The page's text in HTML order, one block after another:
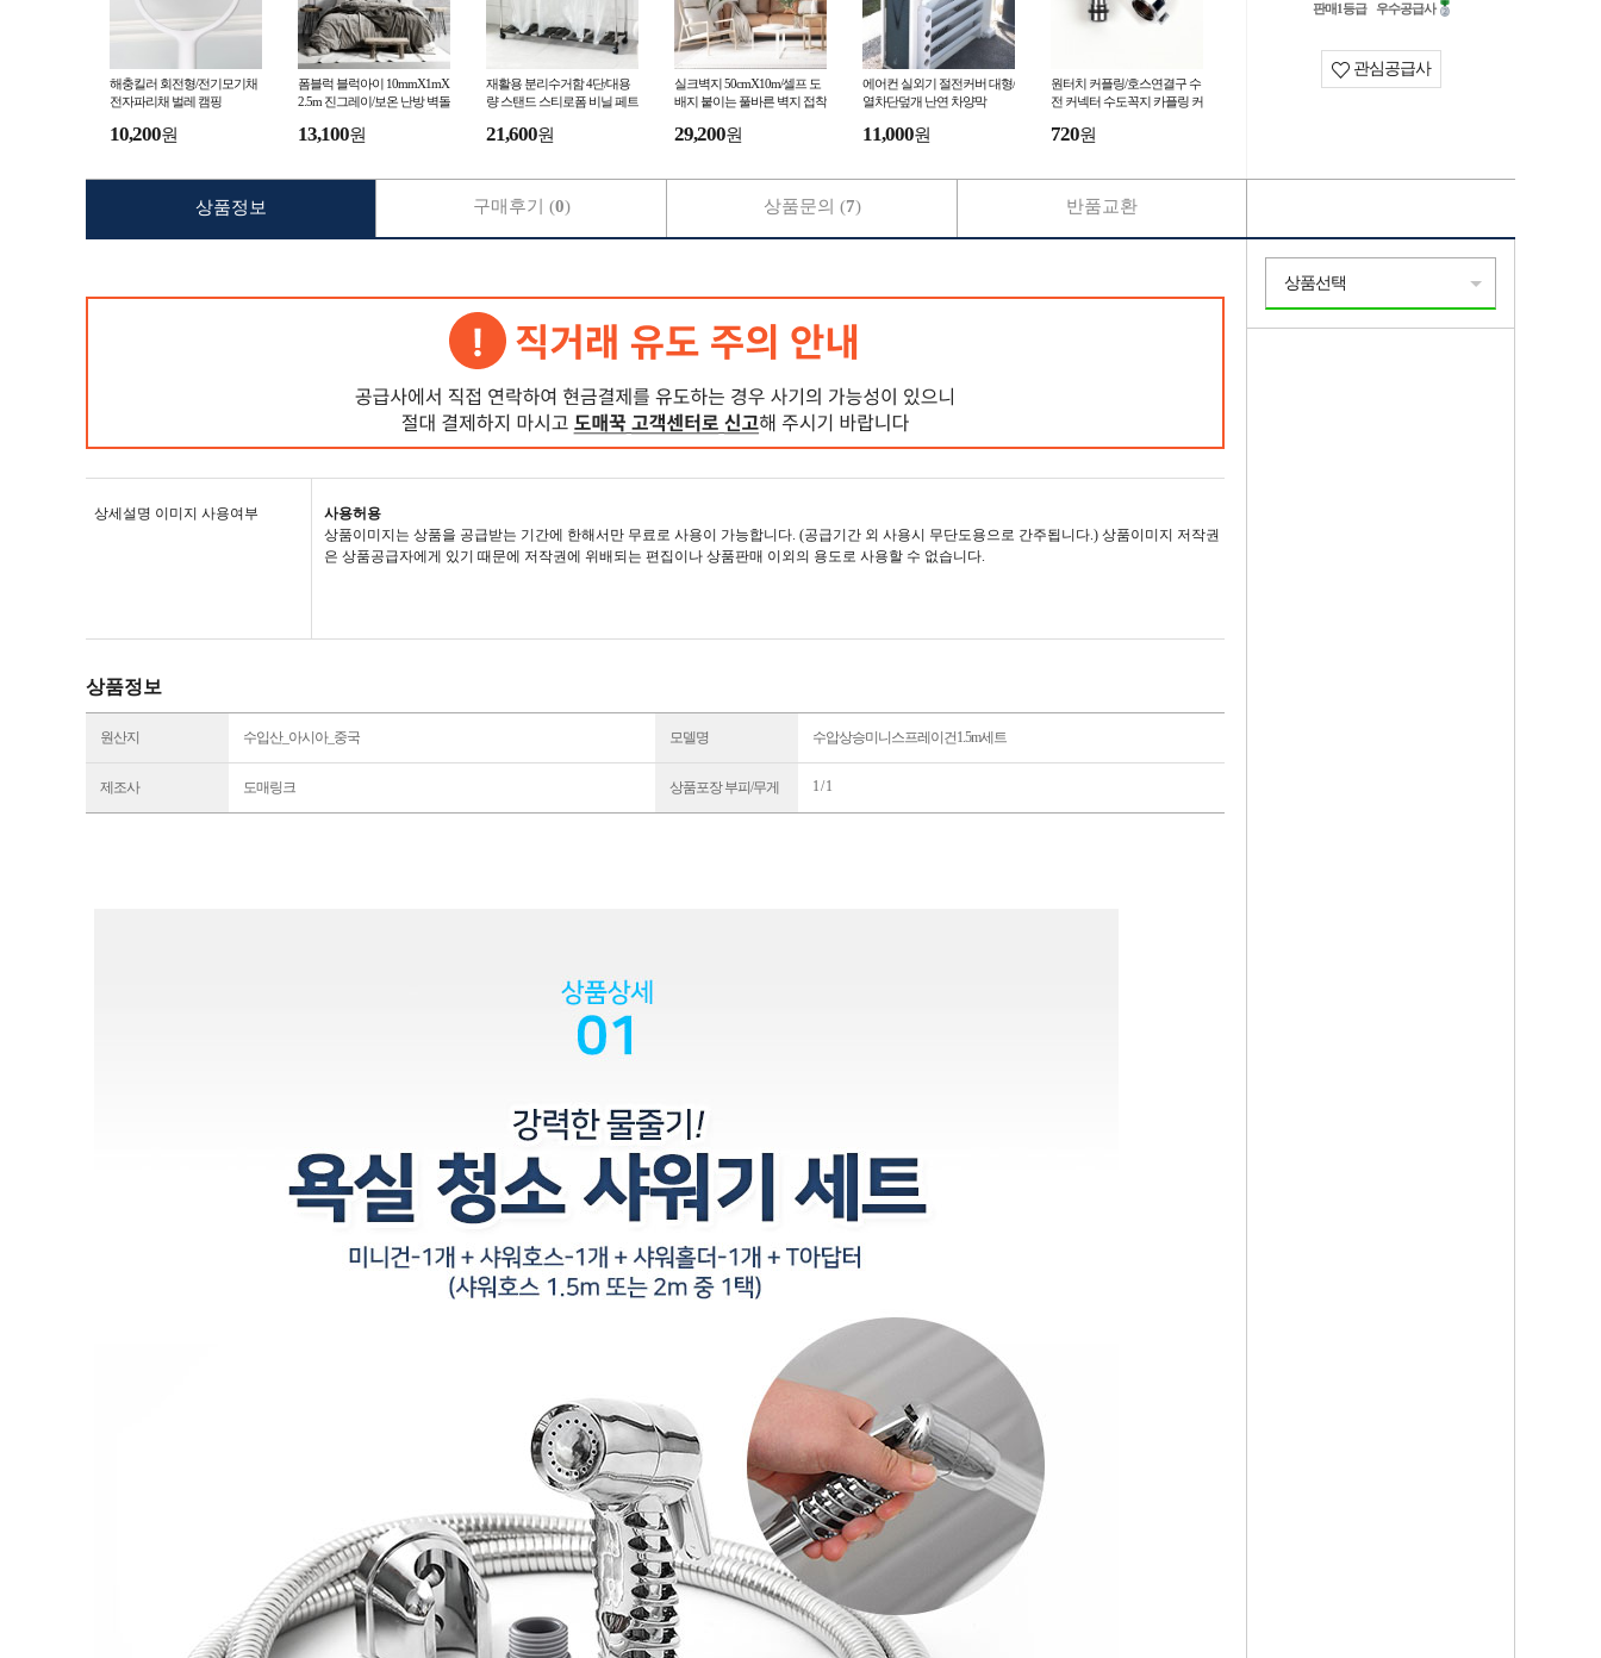
해충킬러 회전형/전기모기채
전자파리채 벌레 캠핑
10,200원
폼블럭 블럭아이 10mmX1mX
2.5m 진그레이/보온 난방 벽돌
지 포인트 스티커
13,100원
재활용 분리수거함 4단/대용
량 스탠드 스티로폼 비닐 페트
거통 분리수거대
21,600원
실크벽지 50cmX10m/셀프 도
배지 붙이는 풀바른 벽지 접착
방지 스티커 방수
29,200원
에어컨 실외기 절전커버 대형/
열차단덮개 난연 차양막
11,000원
원터치 커플링/호스연결구 수
전 커넥터 수도꼭지 카플링 커
기 커플러 주방호스
720원
판매1등급 우수공급사
관심공급사
상세설명 이미지 사용여부
사용허용
상품이미지는 상품을 공급받는 기간에 한해서만 무료로 사용이 가능합니다. (공급기간 외 사용시 무단도용으로 간주됩니다.) 상품이미지 저작권
은 상품공급자에게 있기 때문에 저작권에 위배되는 편집이나 상품판매 이외의 용도로 사용할 수 없습니다.
상품정보
원산지 수입산_아시아_중국 모델명 수압상승미니스프레이건1.5m세트
제조사 도매링크 상품포장 부피/무게 1 / 1
상품정보 구매후기 (0) 상품문의 (7) 반품교환
상품선택